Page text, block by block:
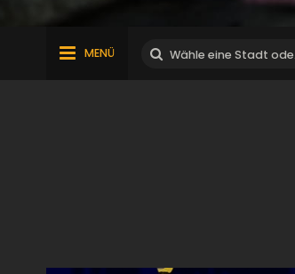
MENÜ